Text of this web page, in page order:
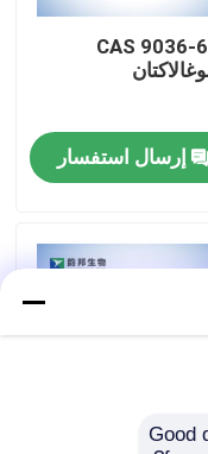
CAS 9036-
إرسال استفسار
Good